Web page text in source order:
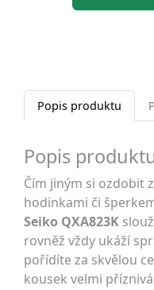
Popis produktu
Popis
Čím jiným si ozdobit
hodinkami či
Seiko QXA823K
rovněž vždy ukáží
pořídíte za skvělou
kousek velmi